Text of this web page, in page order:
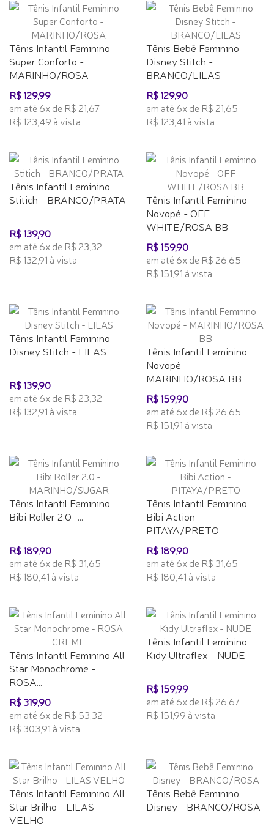
Tênis Infantil Feminino
Super Conforto -
MARINHO/ROSA
R$ 129,99
em até 6x de R$ 21,67
R$ 123,49 à vista
Tênis Bebê Feminino
Disney Stitch -
BRANCO/LILAS
R$ 129,90
em até 6x de R$ 21,65
R$ 123,41 à vista
Tênis Infantil Feminino
Stitich - BRANCO/PRATA
R$ 139,90
em até 6x de R$ 23,32
R$ 132,91 à vista
Tênis Infantil Feminino
Novopé - OFF
WHITE/ROSA BB
R$ 159,90
em até 6x de R$ 26,65
R$ 151,91 à vista
Tênis Infantil Feminino
Disney Stitch - LILAS
R$ 139,90
em até 6x de R$ 23,32
R$ 132,91 à vista
Tênis Infantil Feminino
Novopé -
MARINHO/ROSA BB
R$ 159,90
em até 6x de R$ 26,65
R$ 151,91 à vista
Tênis Infantil Feminino
Bibi Roller 2.0 -...
R$ 189,90
em até 6x de R$ 31,65
R$ 180,41 à vista
Tênis Infantil Feminino
Bibi Action -
PITAYA/PRETO
R$ 189,90
em até 6x de R$ 31,65
R$ 180,41 à vista
Tênis Infantil Feminino All
Star Monochrome -
ROSA...
R$ 319,90
em até 6x de R$ 53,32
R$ 303,91 à vista
Tênis Infantil Feminino
Kidy Ultraflex - NUDE
R$ 159,99
em até 6x de R$ 26,67
R$ 151,99 à vista
Tênis Infantil Feminino All
Star Brilho - LILAS
VELHO
Tênis Bebê Feminino
Disney - BRANCO/ROSA